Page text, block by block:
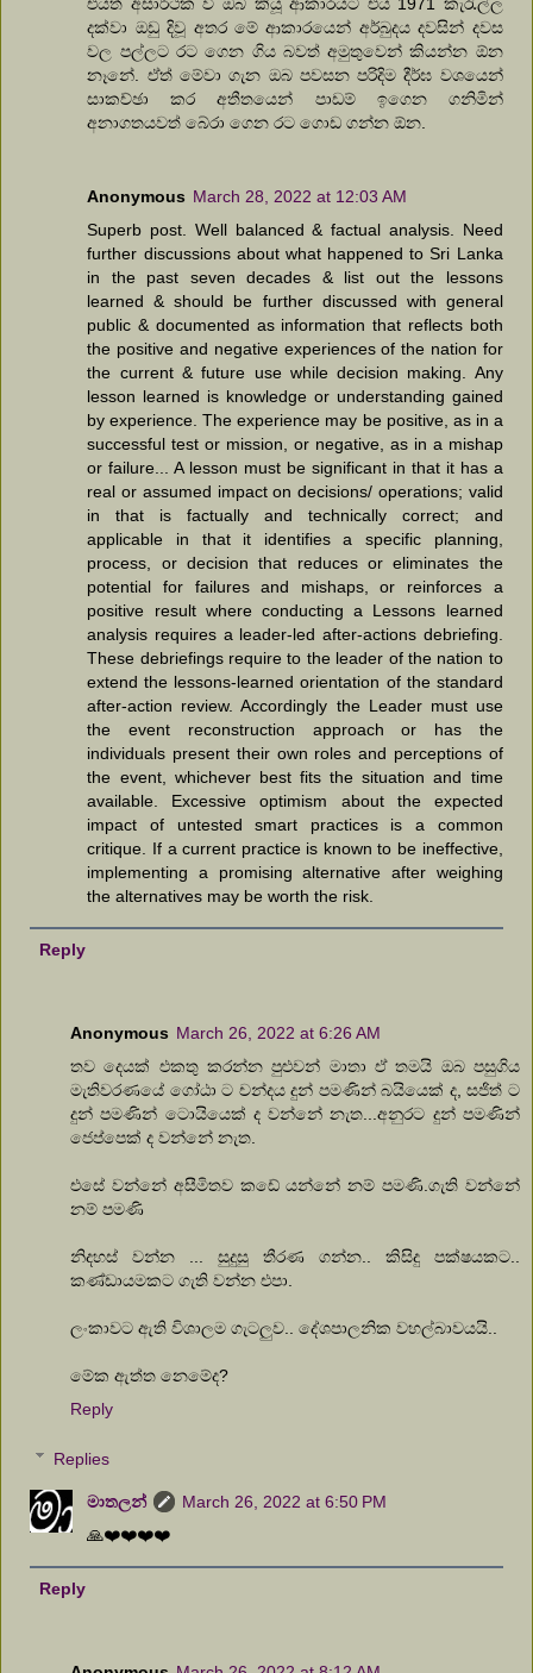
දක්වා ඔඩු දිවූ අතර මේ ආකාරයෙන් අර්බුදය දවසින් දවස
වල පල්ලට රට ගෙන ගිය බවත් අමුතුවෙන් කියන්න ඕන
නෑනේ. ඒත් මේවා ගැන ඔබ පවසන පරිදිම දීර්ඝ වශයෙන්
සාකච්ඡා කර අතීතයෙන් පාඩම් ඉගෙන ගනිමින්
අනාගතයවත් බේරා ගෙන රට ගොඩ ගන්න ඕන.
Anonymous March 28, 2022 at 12:03 AM
Superb post. Well balanced & factual analysis. Need
further discussions about what happened to Sri Lanka
in the past seven decades & list out the lessons
learned & should be further discussed with general
public & documented as information that reflects both
the positive and negative experiences of the nation for
the current & future use while decision making. Any
lesson learned is knowledge or understanding gained
by experience. The experience may be positive, as in a
successful test or mission, or negative, as in a mishap
or failure... A lesson must be significant in that it has a
real or assumed impact on decisions/ operations; valid
in that is factually and technically correct; and
applicable in that it identifies a specific planning,
process, or decision that reduces or eliminates the
potential for failures and mishaps, or reinforces a
positive result where conducting a Lessons learned
analysis requires a leader-led after-actions debriefing.
These debriefings require to the leader of the nation to
extend the lessons-learned orientation of the standard
after-action review. Accordingly the Leader must use
the event reconstruction approach or has the
individuals present their own roles and perceptions of
the event, whichever best fits the situation and time
available. Excessive optimism about the expected
impact of untested smart practices is a common
critique. If a current practice is known to be ineffective,
implementing a promising alternative after weighing
the alternatives may be worth the risk.
Reply
Anonymous March 26, 2022 at 6:26 AM
තව දෙයක් එකතු කරන්න පුළුවන් මාතා ඒ තමයි ඔබ පසුගිය
මැතිවරණයේ ගෝඨා ට චන්දය දුන් පමණින් බයියෙක් ද, සජිත් ට
දුන් පමණින් ටොයියෙක් ද වන්නේ නැත...අනුරට දුන් පමණින්
ජෙප්පෙක් ද වන්නේ නැත.
එසේ වන්නේ අසීමිතව කඩේ යන්නේ නම් පමණි.ගැති වන්නේ
නම් පමණි
නිදහස් වන්න ... සුදුසු තීරණ ගන්න.. කිසිදු පක්ෂයකට..
කණ්ඩායමකට ගැති වන්න එපා.
ලංකාවට ඇති විශාලම ගැටලුව.. දේශපාලනික වහල්බාවයයි..
මේක ඇත්ත නෙමේද?
Reply
Replies
මාතලන්
March 26, 2022 at 6:50 PM
🙏❤️❤️❤️❤️
Reply